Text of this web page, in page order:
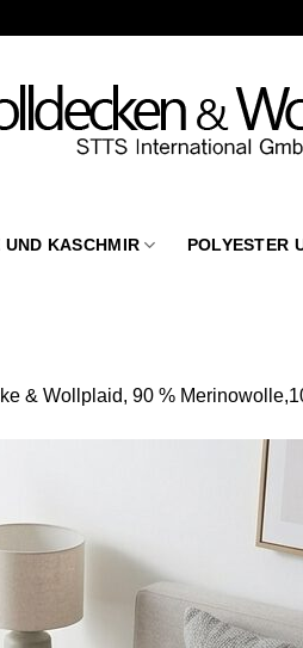
KASCHMIR POLYESTER
& Wollplaid, 90 %